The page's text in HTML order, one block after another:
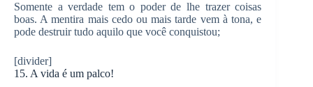
Somente a verdade tem o poder de lhe trazer coisas
boas. A mentira mais cedo ou mais tarde vem à tona, e
pode destruir tudo aquilo que você conquistou;
[divider]
15. A vida é um palco!